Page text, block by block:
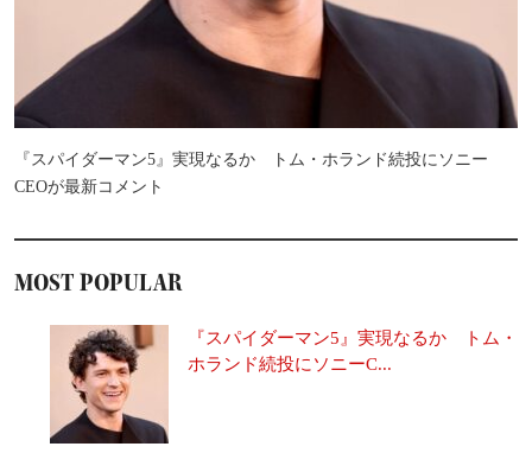
『スパイダーマン5』実現なるか トム・ホランド続投にソニー
CEOが最新コメント
MOST POPULAR
『スパイダーマン5』実現なるか トム・
ホランド続投にソニーC...